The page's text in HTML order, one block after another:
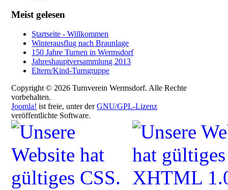
Meist gelesen
Startseite - Willkommen
Winterausflug nach Braunlage
150 Jahre Turnen in Wermsdorf
Jahreshauptversammlung 2013
Eltern/Kind-Turngruppe
Copyright © 2026 Turnverein Wermsdorf. Alle Rechte
vorbehalten.
Joomla! ist freie, unter derGNU/GPL-Lizenz
veröffentlichte Software.